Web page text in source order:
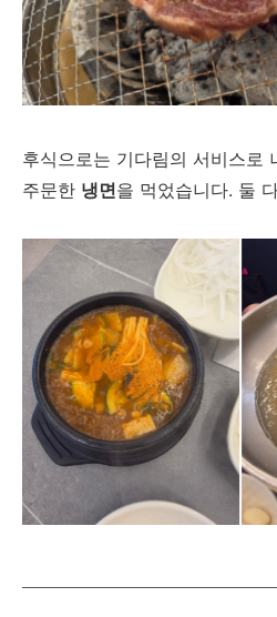
후식으로는 기다림의 서비스로
주문한 냉면을 먹었습니다. 둘